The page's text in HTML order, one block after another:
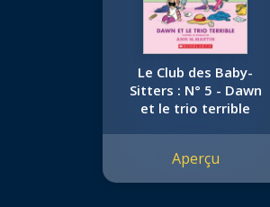
Le Club des Baby-
Sitters : N° 5 - Dawn
et le trio terrible
Aperçu